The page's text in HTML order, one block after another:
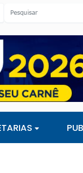
de cookies